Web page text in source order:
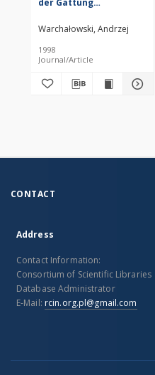
der Gattung
Chevrolat, 1837
(Coleoptera:
Cryptocephalinae)
Warchałowski, Andrzej
1998
Journal/Article
CONTACT
Address
Contact Information:
Consortium of Scientific Libraries
Database Administrator
E-Mail: rcin.org.pl@gmail.com